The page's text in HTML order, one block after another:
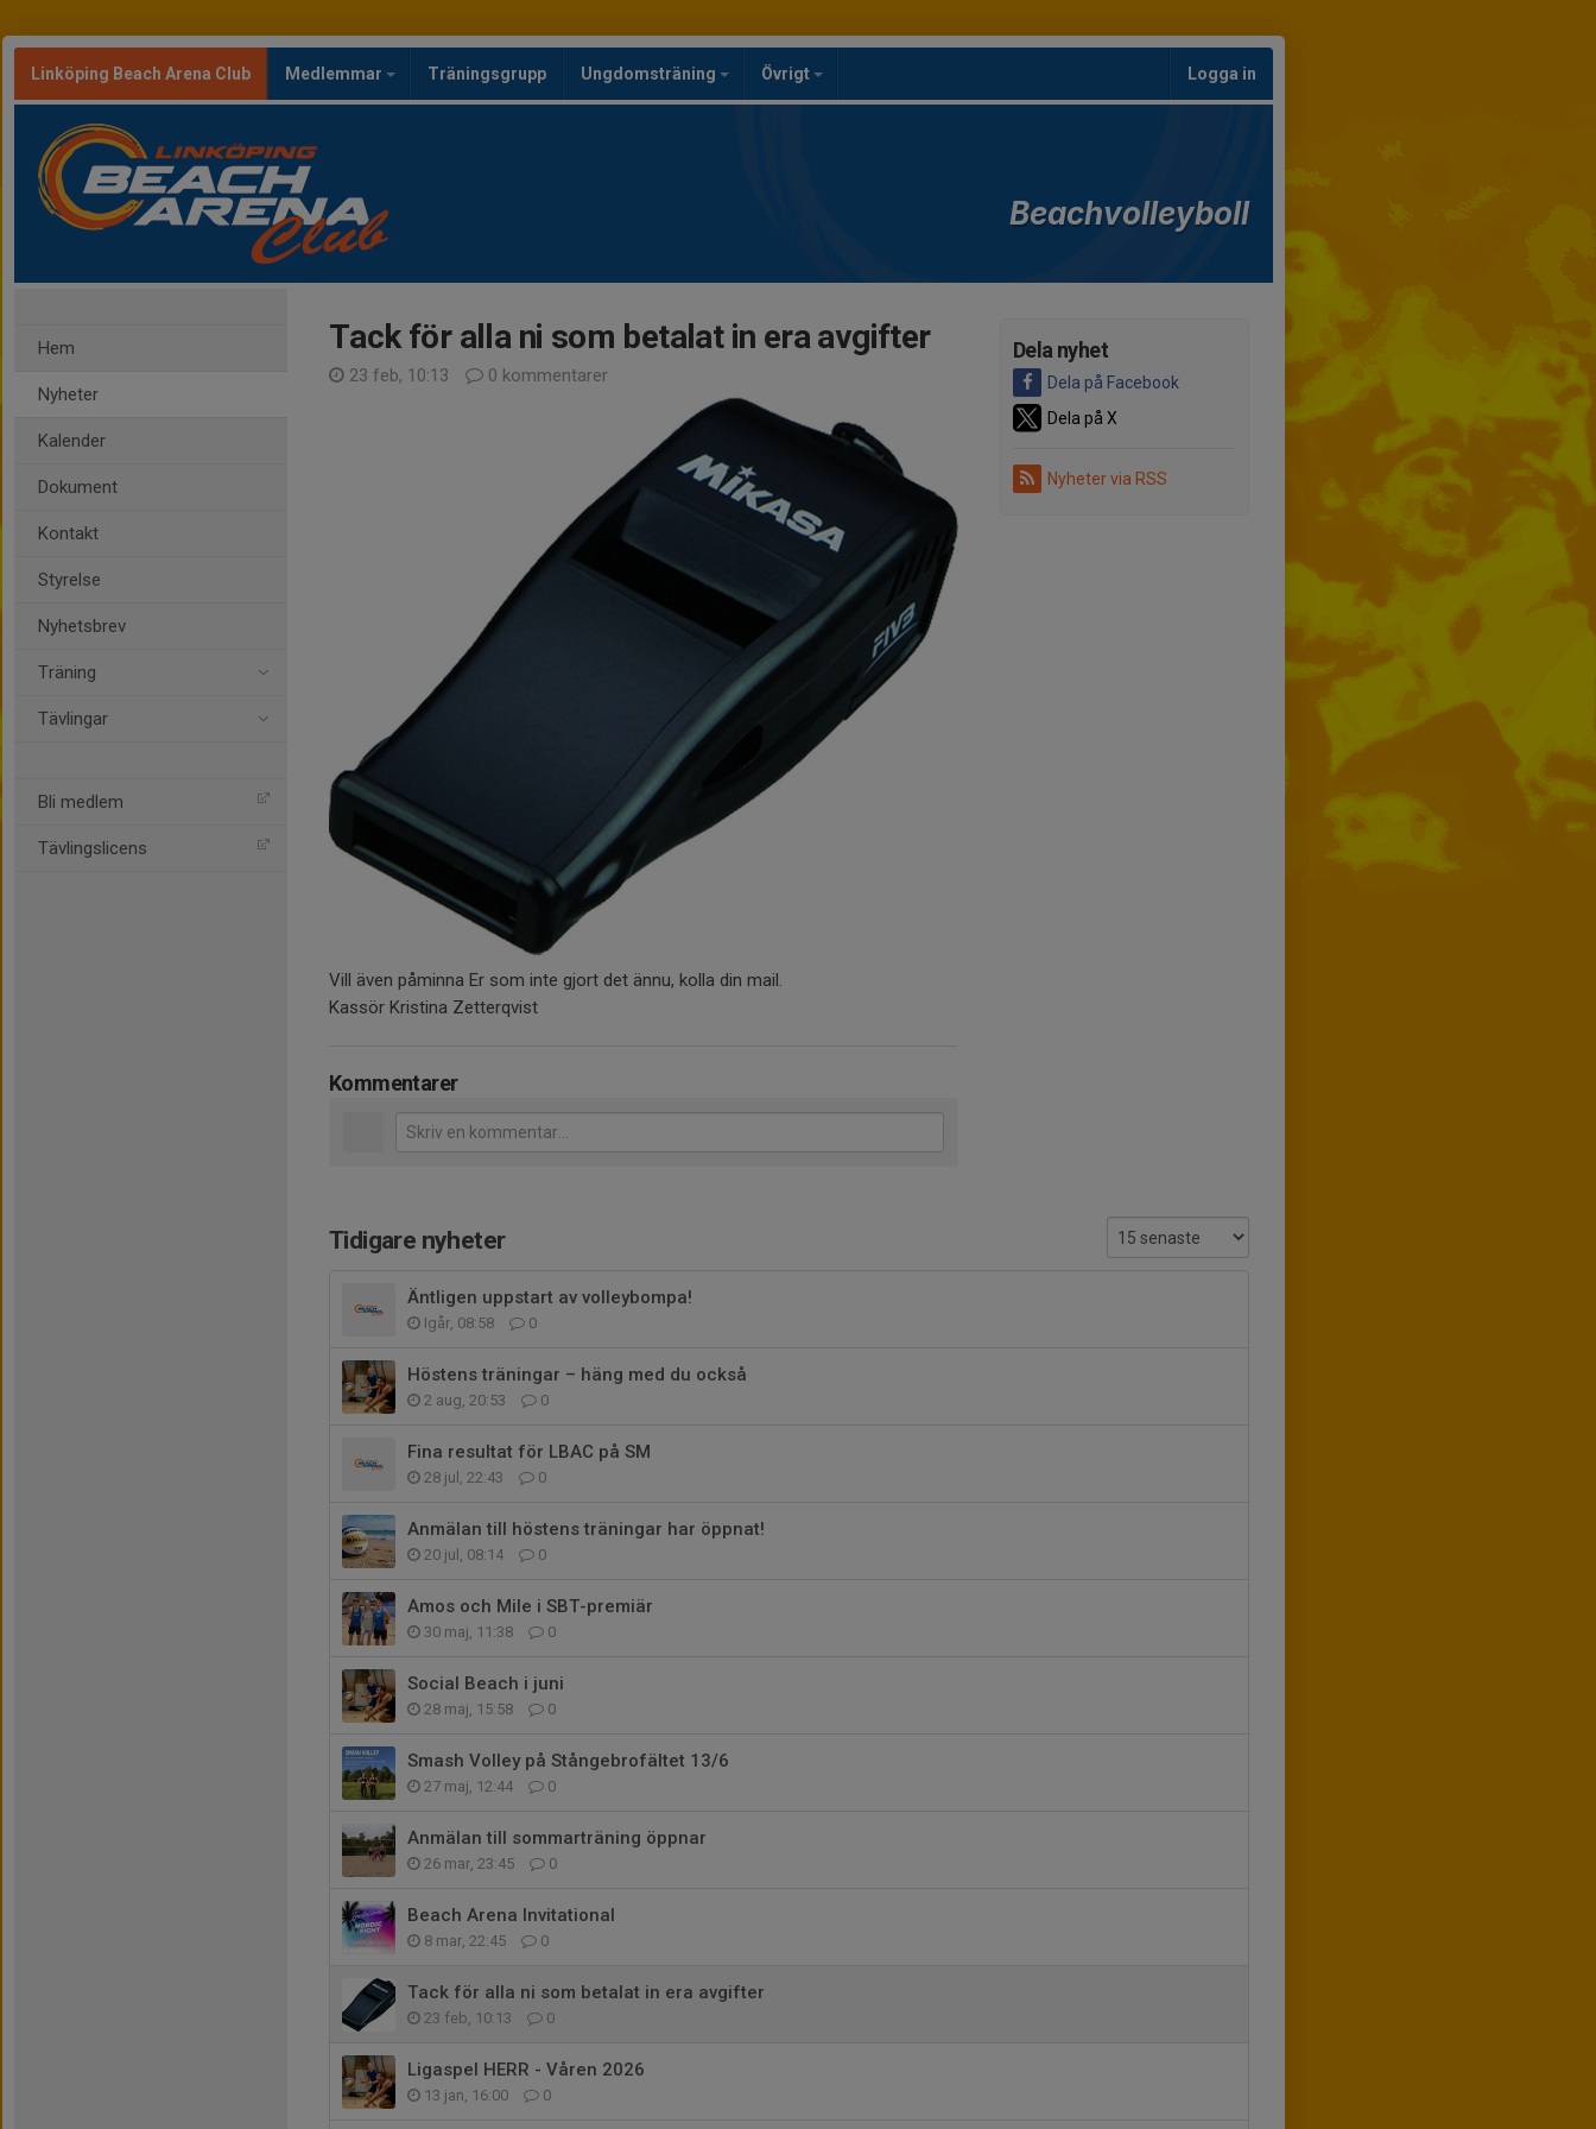
Linköping Beach Arena Club Medlemmar Träningsgrupp Ungdomsträning Övrigt Logga in
Beachvolleyboll
Hem
Nyheter
Kalender
Dokument
Kontakt
Styrelse
Nyhetsbrev
Träning
Tävlingar
Bli medlem
Tävlingslicens
Dela nyhet
Dela på Facebook
Dela på X
Nyheter via RSS
Tack för alla ni som betalat in era avgifter
23 feb, 10:13 0 kommentarer
Vill även påminna Er som inte gjort det ännu, kolla din mail.
Kassör Kristina Zetterqvist
Kommentarer
Tidigare nyheter
Äntligen uppstart av volleybompa!
Igår, 08:58 0
Höstens träningar – häng med du också
2 aug, 20:53 0
Fina resultat för LBAC på SM
28 jul, 22:43 0
Anmälan till höstens träningar har öppnat!
20 jul, 08:14 0
Amos och Mile i SBT-premiär
30 maj, 11:38 0
Social Beach i juni
28 maj, 15:58 0
Smash Volley på Stångebrofältet 13/6
27 maj, 12:44 0
Anmälan till sommarträning öppnar
26 mar, 23:45 0
Beach Arena Invitational
8 mar, 22:45 0
Tack för alla ni som betalat in era avgifter
23 feb, 10:13 0
Ligaspel HERR - Våren 2026
13 jan, 16:00 0